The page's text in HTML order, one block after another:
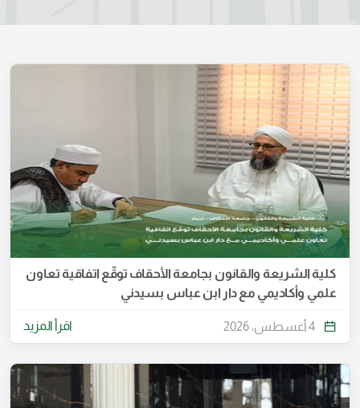
كلية الشريعة والقانون بجامعة الأحقاف توقّع اتفاقية تعاون
علمي وأكاديمي مع دار ابن عباس بسيدني
4 أغسطس، 2026 اقرأ المزيد